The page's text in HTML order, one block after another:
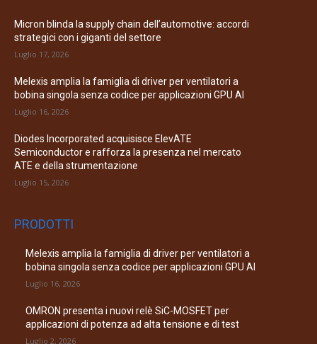
Micron blinda la supply chain dell’automotive: accordi
strategici con i giganti del settore
Luglio 17, 2026
Melexis amplia la famiglia di driver per ventilatori a
bobina singola senza codice per applicazioni GPU AI
Luglio 16, 2026
Diodes Incorporated acquisisce ElevATE
Semiconductor e rafforza la presenza nel mercato
ATE e della strumentazione
Luglio 15, 2026
PRODOTTI
Melexis amplia la famiglia di driver per ventilatori a
bobina singola senza codice per applicazioni GPU AI
Luglio 16, 2026
OMRON presenta i nuovi relè SiC-MOSFET per
applicazioni di potenza ad alta tensione e di test
Luglio 2, 2026